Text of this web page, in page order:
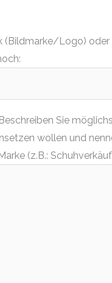
(Bildmarke/Logo)
Sie
wollen und
(z.B.: